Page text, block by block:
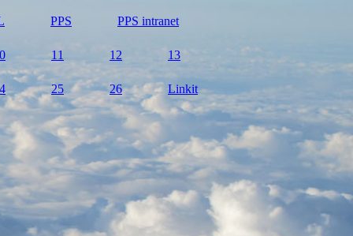
PPS PPS intranet
11 12 13
25 26 Linkit